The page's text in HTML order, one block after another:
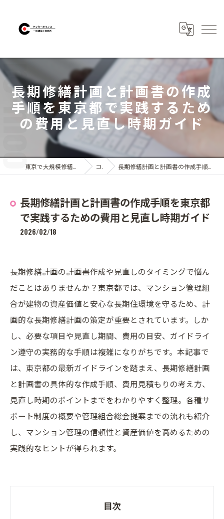
長期修繕計画と計画書の作成
手順を東京都で実践するため
の費用と見直し時期ガイド
コラム 長期修繕計画と計画書の作成手順を東京都で実践するための費用と見直し時期ガイド
長期修繕計画と計画書の作成手順を東京都
で実践するための費用と見直し時期ガイド
2026/02/18
長期修繕計画の計画書作成や見直しのタイミングで悩ん
だことはありませんか？東京都では、マンション管理組
合が建物の資産価値と安心な長期住環境を守るため、計
画的な長期修繕計画の策定が重要とされています。しか
し、必要な項目や見直し期間、費用の目安、ガイドライ
ン遵守の実務的な手順は複雑になりがちです。本記事で
は、東京都の最新ガイドラインを踏まえ、長期修繕計画
と計画書の具体的な作成手順、費用見積もりの考え方、
見直し時期のポイントまでをわかりやすく整理。各種サ
ポート制度の概要や管理組合総会提案までの流れも紹介
し、マンション管理の信頼性と資産価値を高めるための
実践的なヒントが得られます。
目次